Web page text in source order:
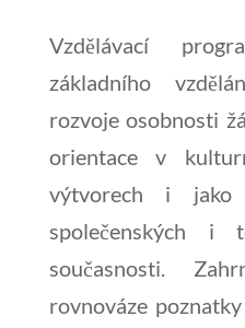
Vzdělávací
základního
rozvoje osobnosti
orientace v
výtvorech i
společenských i
současnosti.
rovnováze